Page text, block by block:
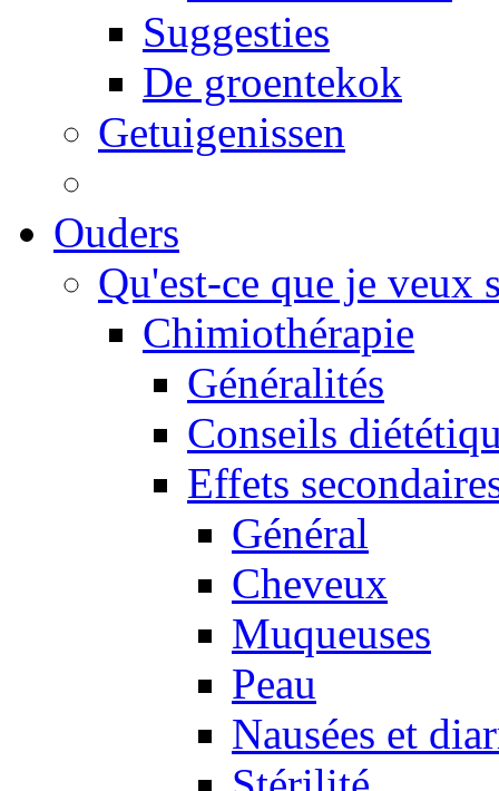
Suggesties
De groentekok
Getuigenissen
Ouders
Qu'est-ce que je veux
Chimiothérapie
Généralités
Conseils
Effets
Général
Cheveux
Muqueuses
Peau
Nausées et